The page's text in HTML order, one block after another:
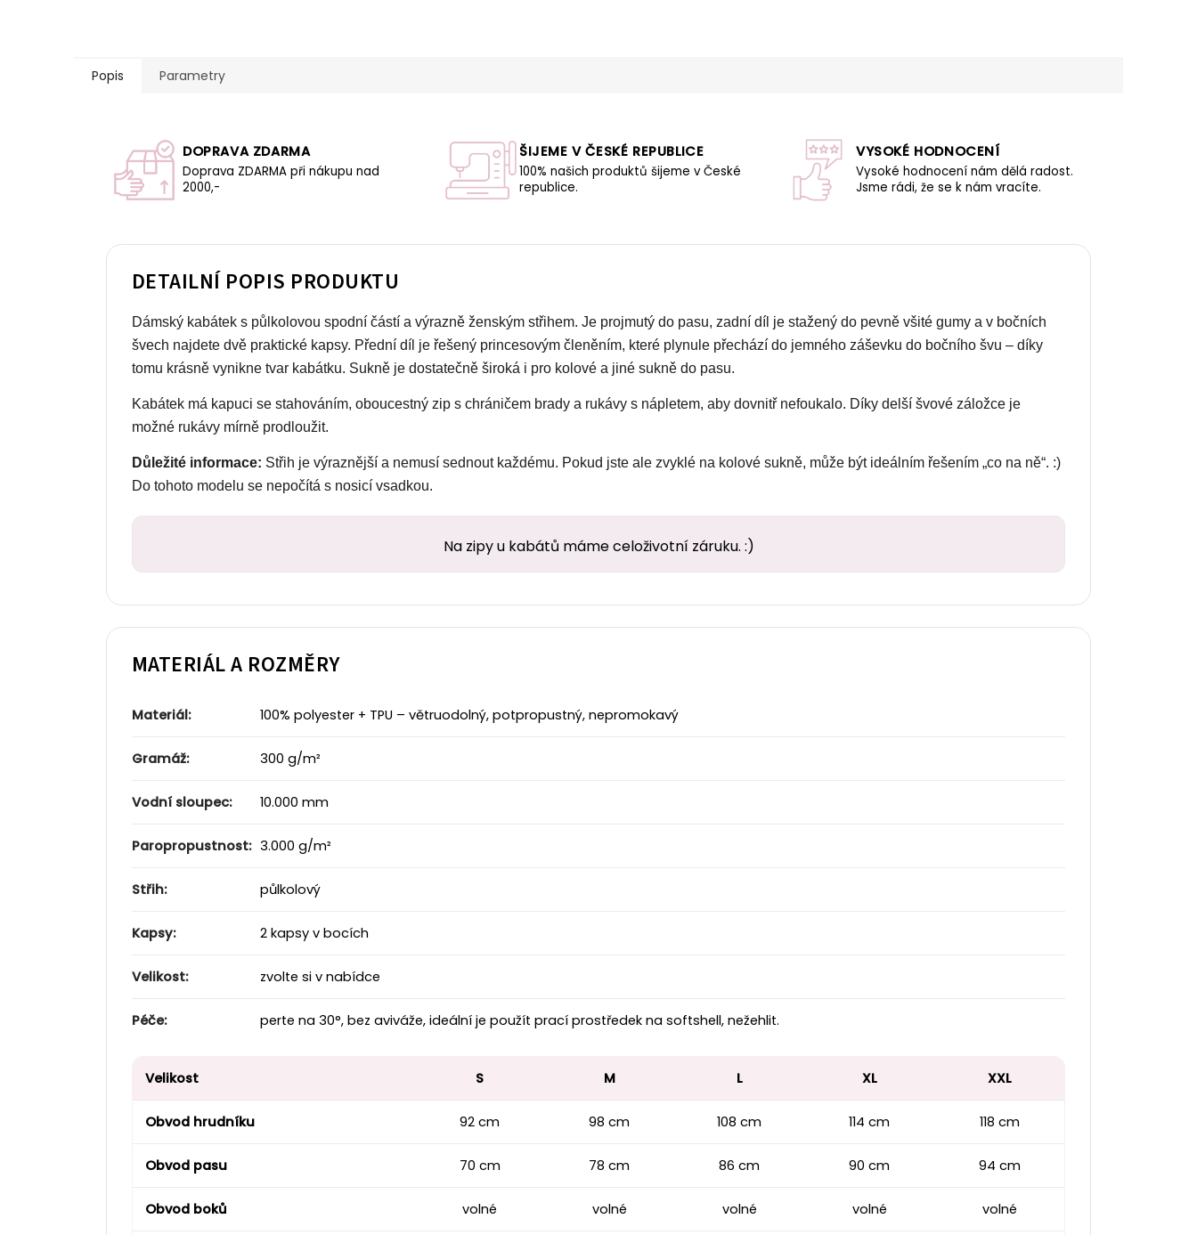
Popis Parametry
DOPRAVA ZDARMA
Doprava ZDARMA při nákupu nad
2000,-
ŠIJEME V ČESKÉ REPUBLICE
100% našich produktů šijeme v České
republice.
VYSOKÉ HODNOCENÍ
Vysoké hodnocení nám dělá radost.
Jsme rádi, že se k nám vracíte.
DETAILNÍ POPIS PRODUKTU
Dámský kabátek s půlkolovou spodní částí a výrazně ženským střihem. Je projmutý do pasu, zadní díl je stažený do pevně všité gumy a v bočních
švech najdete dvě praktické kapsy. Přední díl je řešený princesovým členěním, které plynule přechází do jemného záševku do bočního švu – díky
tomu krásně vynikne tvar kabátku. Sukně je dostatečně široká i pro kolové a jiné sukně do pasu.
Kabátek má kapuci se stahováním, oboucestný zip s chráničem brady a rukávy s nápletem, aby dovnitř nefoukalo. Díky delší švové záložce je
možné rukávy mírně prodloužit.
Důležité informace: Střih je výraznější a nemusí sednout každému. Pokud jste ale zvyklé na kolové sukně, může být ideálním řešením „co na ně“. :)
Do tohoto modelu se nepočítá s nosicí vsadkou.
Na zipy u kabátů máme celoživotní záruku. :)
MATERIÁL A ROZMĚRY
Materiál: 100% polyester + TPU – větruodolný, potpropustný, nepromokavý
Gramáž: 300 g/m²
Vodní sloupec: 10.000 mm
Paropropustnost: 3.000 g/m²
Střih: půlkolový
Kapsy: 2 kapsy v bocích
Velikost: zvolte si v nabídce
Péče: perte na 30°, bez aviváže, ideální je použít prací prostředek na softshell, nežehlit.
Velikost S M L XL XXL
Obvod hrudníku 92 cm 98 cm 108 cm 114 cm 118 cm
Obvod pasu 70 cm 78 cm 86 cm 90 cm 94 cm
Obvod boků volné volné volné volné volné